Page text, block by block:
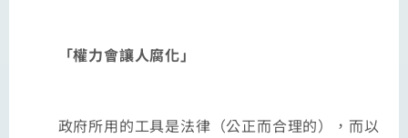
「權力會讓人腐化」
政府所用的工具是法律（公正而合理的），而以